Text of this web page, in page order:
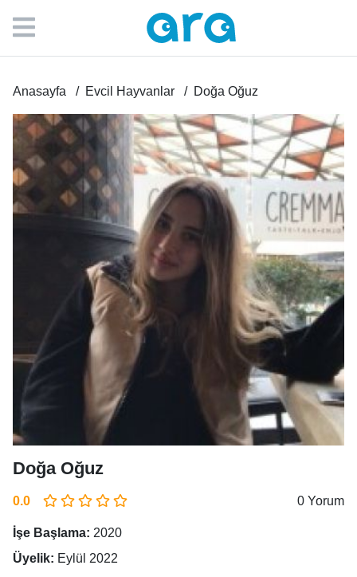
Anasayfa Evcil Hayvanlar Doğa Oğuz
Doğa Oğuz
0.0 0 Yorum
İşe Başlama: 2020
Üyelik: Eylül 2022